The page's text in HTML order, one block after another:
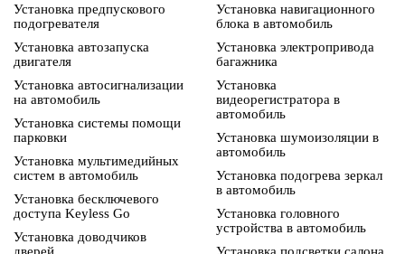
Установка предпускового
подогревателя
Установка автозапуска
двигателя
Установка автосигнализации
на автомобиль
Установка системы помощи
парковки
Установка мультимедийных
систем в автомобиль
Установка бесключевого
доступа Keyless Go
Установка доводчиков
дверей
Установка навигационного
блока в автомобиль
Установка электропривода
багажника
Установка
видеорегистратора в
автомобиль
Установка шумоизоляции в
автомобиль
Установка подогрева зеркал
в автомобиль
Установка головного
устройства в автомобиль
Установка подсветки салона